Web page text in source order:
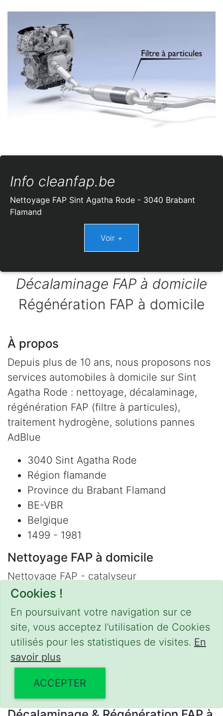
Cookies !
En poursuivant votre navigation sur ce
site, vous acceptez l’utilisation de Cookies
utilisés pour les statistiques de visites. En
savoir plus
ACCEPTER
Info cleanfap.be
Nettoyage FAP Sint Agatha Rode - 3040 Brabant
Flamand
Décalaminage FAP à domicile
Régénération FAP à domicile
À propos
Depuis plus de 10 ans, nous proposons nos
services automobiles à domicile sur Sint
Agatha Rode : nettoyage, décalaminage,
régénération FAP (filtre à particules),
traitement hydrogène, solutions pannes
AdBlue
3040 Sint Agatha Rode
Région flamande
Province du Brabant Flamand
BE-VBR
Belgique
1499 - 1981
Nettoyage FAP à domicile
Nettoyage FAP - catalyseur
Régénération / Nettoyage FAP
Refus contrôle technique
Adblue
Nettoyage Hydrogène
Contact
Phone : 0475 47 20 19